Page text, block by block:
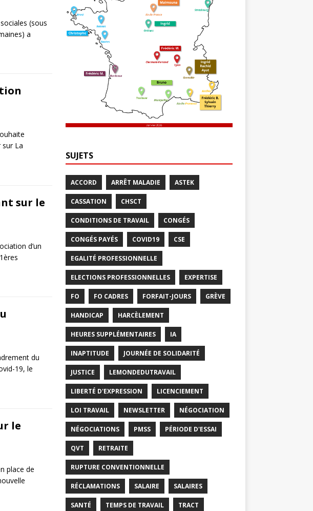
(sous
a
sur La
sur le
d’un
du
19, le
le
place de
SUJETS
ACCORD ARRÊT MALADIE ASTEK
CASSATION CHSCT
CONDITIONS DE TRAVAIL CONGÉS
CONGÉS PAYÉS COVID19 CSE
EGALITÉ PROFESSIONNELLE
ELECTIONS PROFESSIONNELLES EXPERTISE
FO FO CADRES FORFAIT-JOURS GRÈVE
HANDICAP HARCÈLEMENT
HEURES SUPPLÉMENTAIRES IA
INAPTITUDE JOURNÉE DE SOLIDARITÉ
JUSTICE LEMONDEDUTRAVAIL
LIBERTÉ D'EXPRESSION LICENCIEMENT
LOI TRAVAIL NEWSLETTER NÉGOCIATION
NÉGOCIATIONS PMSS PÉRIODE D'ESSAI
QVT RETRAITE
RUPTURE CONVENTIONNELLE
RÉCLAMATIONS SALAIRE SALAIRES
SANTÉ TEMPS DE TRAVAIL TRACT